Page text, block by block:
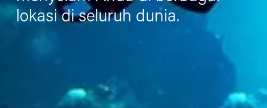
lokasi di seluruh dunia.